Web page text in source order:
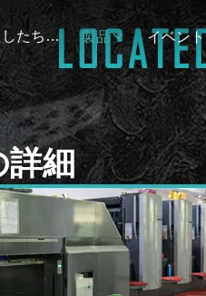
わたしたち に つい て 製品 イベント
詳細